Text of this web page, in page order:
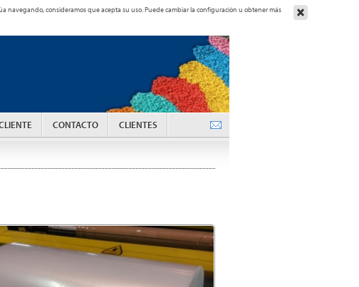
navegando, consideramos que acepta su uso. Puede cambiar la configuración u obtener más
CONTACTO CLIENTES